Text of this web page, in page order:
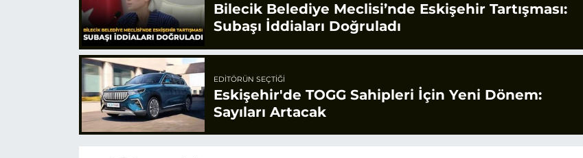
Bilecik Belediye Meclisi’nde Eskişehir Tartışması:
Subaşı İddiaları Doğruladı
EDITÖRÜN SEÇTIĞI
Eskişehir'de TOGG Sahipleri İçin Yeni Dönem:
Sayıları Artacak